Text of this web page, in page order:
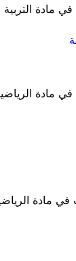
مادة التربية
في مادة
في مادة